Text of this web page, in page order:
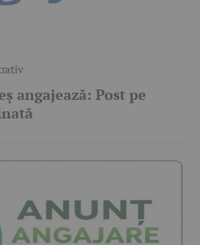
angajează: Post pe